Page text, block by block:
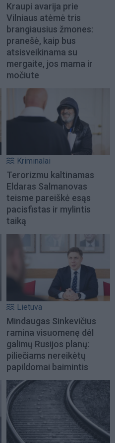
Kraupi avarija prie
Vilniaus atėmė tris
brangiausius žmones:
pranešė, kaip bus
atsisveikinama su
mergaite, jos mama ir
močiute
Kriminalai
Terorizmu kaltinamas
Eldaras Salmanovas
teisme pareiškė esąs
pacisfistas ir mylintis
taiką
Lietuva
Mindaugas Sinkevičius
ramina visuomenę dėl
galimų Rusijos planų:
piliečiams nereikėtų
papildomai baimintis